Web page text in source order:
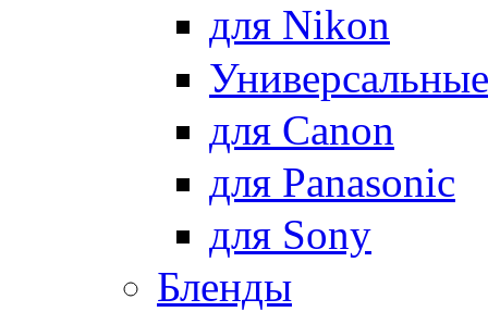
для Nikon
Универсальные
для Canon
для Panasonic
для Sony
Бленды